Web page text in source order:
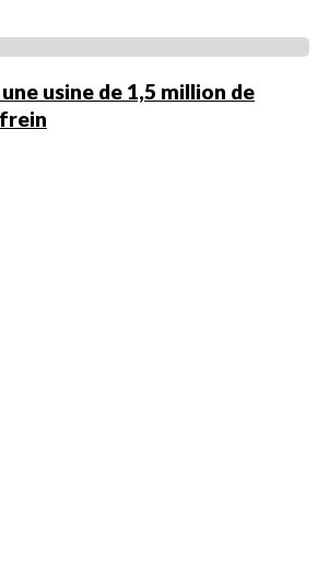
une usine de 1,5 million de